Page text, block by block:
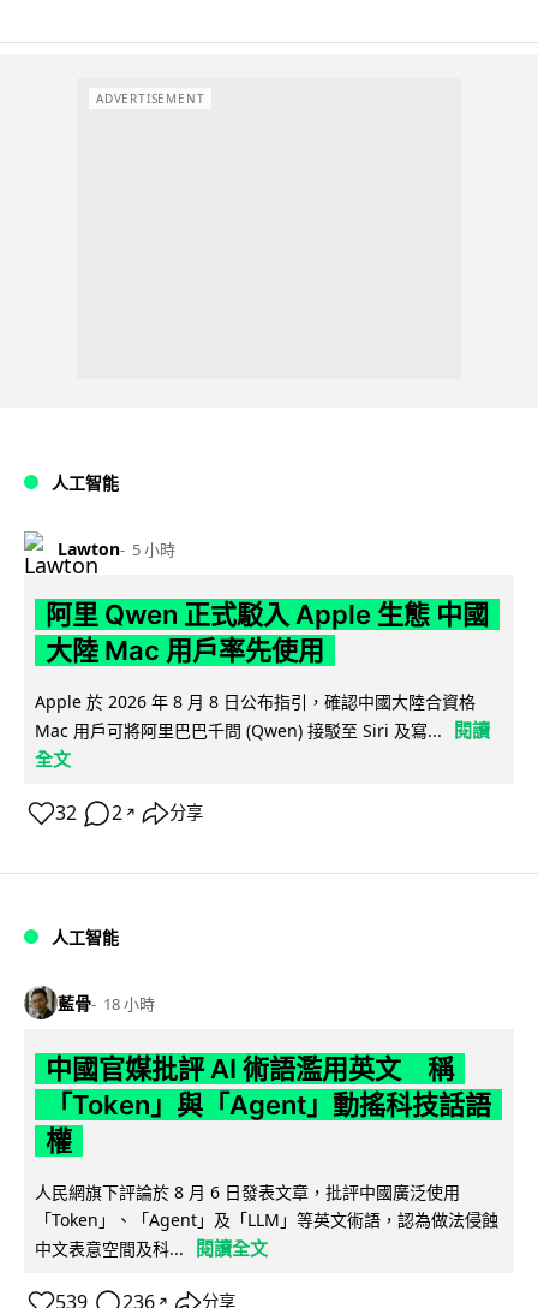
ADVERTISEMENT
人工智能
Lawton 5 小時
阿里 Qwen 正式駁入 Apple 生態 中國
大陸 Mac 用戶率先使用
Apple 於 2026 年 8 月 8 日公布指引，確認中國大陸合資格
Mac 用戶可將阿里巴巴千問 (Qwen) 接駁至 Siri 及寫...
閱讀
全文
32 2 ↗ 分享
人工智能
藍骨 18 小時
中國官媒批評 AI 術語濫用英文 稱
「Token」與「Agent」動搖科技話語
權
人民網旗下評論於 8 月 6 日發表文章，批評中國廣泛使用
「Token」、「Agent」及「LLM」等英文術語，認為做法侵蝕
中文表意空間及科...
閱讀全文
↗ 分享